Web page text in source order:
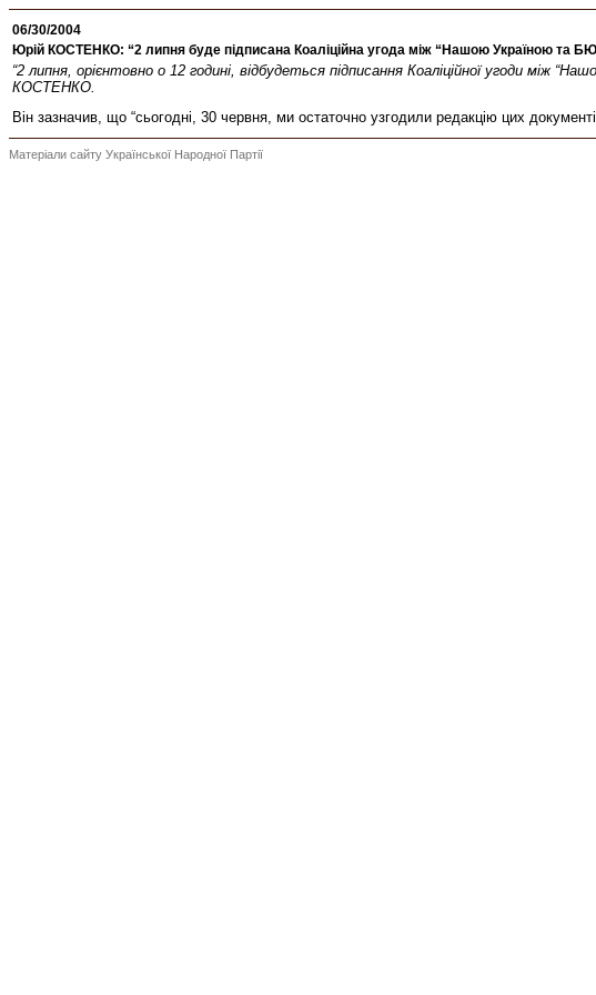
06/30/2004
Юрій КОСТЕНКО: “2 липня буде підписана Коаліційна угода між “Нашою Україною та
“2 липня, орієнтовно о 12 годині, відбудеться підписання Коаліційної угоди між
КОСТЕНКО.
Він зазначив, що “сьогодні, 30 червня, ми остаточно узгодили редакцію цих
Матеріали сайту Української Народної Партії